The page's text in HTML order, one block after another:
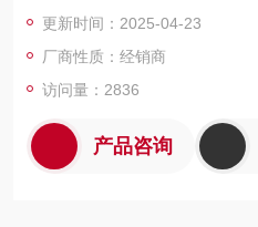
更新时间：2025-04-23
厂商性质：经销商
访问量：2836
产品咨询